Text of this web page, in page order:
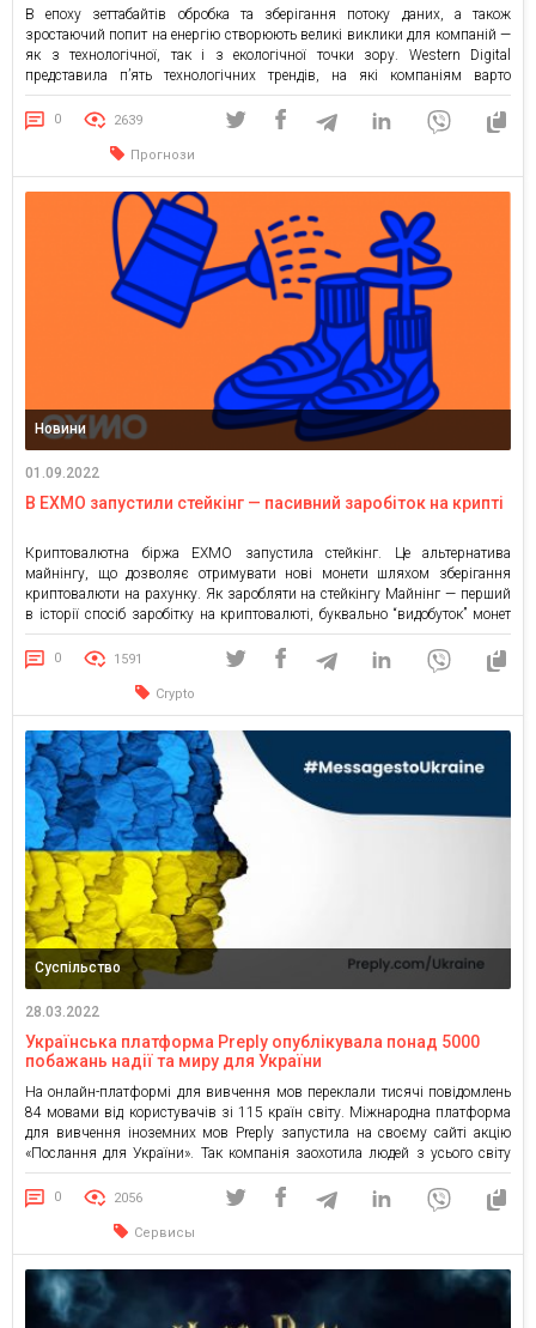
В епоху зеттабайтів обробка та зберігання потоку даних, а також
зростаючий попит на енергію створюють великі виклики для компаній —
як з технологічної, так і з екологічної точки зору. Western Digital
представила п’ять технологічних трендів, на які компаніям варто
звернути увагу у 2023. Сталий розвиток як рушійна сила для інновацій
Кількість даних і використання сучасних технологій, […]
0 2639
Прогнози
Новини
01.09.2022
В EXMO запустили стейкінг — пасивний заробіток на крипті
Криптовалютна біржа EXMO запустила стейкінг. Це альтернатива
майнінгу, що дозволяє отримувати нові монети шляхом зберігання
криптовалюти на рахунку. Як заробляти на стейкінгу Майнінг — перший
в історії спосіб заробітку на криптовалюті, буквально “видобуток” монет
шляхом вирішення складних математичних рівнянь у вигляді
криптографічних хешів. У 2008 році, коли винайшли біткоїн, майнінг був
єдиним способом отримати крипту, […]
0 1591
Crypto
Суспільство
28.03.2022
Українська платформа Preply опублікувала понад 5000
побажань надії та миру для України
На онлайн-платформі для вивчення мов переклали тисячі повідомлень
84 мовами від користувачів зі 115 країн світу. Міжнародна платформа
для вивчення іноземних мов Preply запустила на своєму сайті акцію
«Послання для України». Так компанія заохотила людей з усього світу
висловлювати підтримку українському народу. Від початку акції було
надіслано понад 5000 повідомлень. Користувачі зі 115 країн залишили
[…]
0 2056
Сервисы